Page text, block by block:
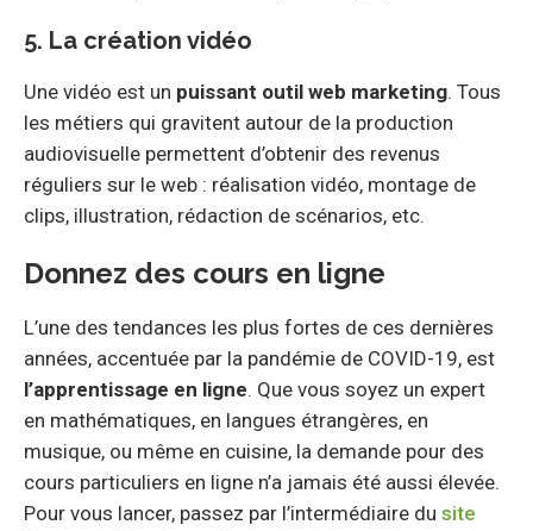
5. La création vidéo
Une vidéo est un puissant outil web marketing. Tous
les métiers qui gravitent autour de la production
audiovisuelle permettent d’obtenir des revenus
réguliers sur le web : réalisation vidéo, montage de
clips, illustration, rédaction de scénarios, etc.
Donnez des cours en ligne
L’une des tendances les plus fortes de ces dernières
années, accentuée par la pandémie de COVID-19, est
l’apprentissage en ligne. Que vous soyez un expert
en mathématiques, en langues étrangères, en
musique, ou même en cuisine, la demande pour des
cours particuliers en ligne n’a jamais été aussi élevée.
Pour vous lancer, passez par l’intermédiaire du site